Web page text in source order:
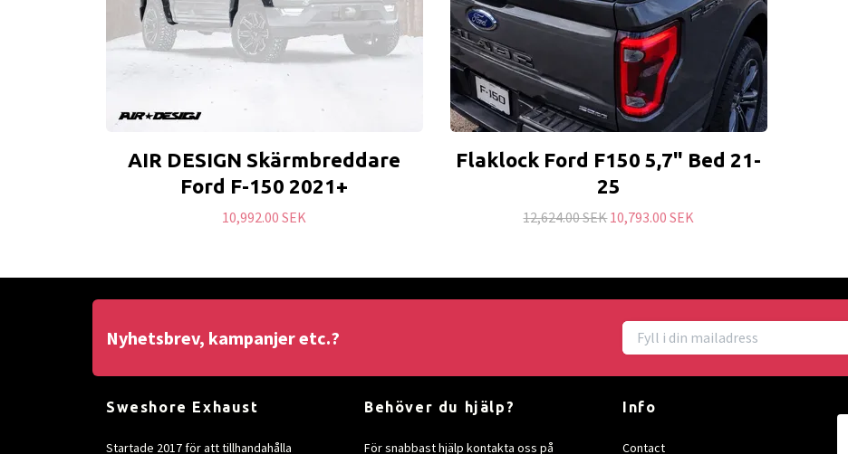
AIR DESIGN Skärmbreddare
Ford F-150 2021+
10,992.00 SEK
Flaklock Ford F150 5,7" Bed 21-
25
12,624.00 SEK10,793.00 SEK
Nyhetsbrev, kampanjer etc.?
Sweshore Exhaust
Startade 2017 för att tillhandahålla
Behöver du hjälp?
För snabbast hjälp kontakta oss på
Info
Contact